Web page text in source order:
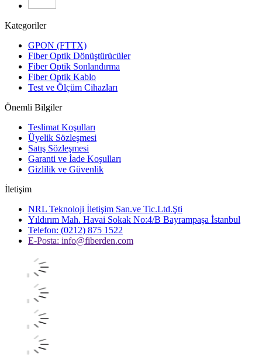
Kategoriler
GPON (FTTX)
Fiber Optik Dönüştürücüler
Fiber Optik Sonlandırma
Fiber Optik Kablo
Test ve Ölçüm Cihazları
Önemli Bilgiler
Teslimat Koşulları
Üyelik Sözleşmesi
Satış Sözleşmesi
Garanti ve İade Koşulları
Gizlilik ve Güvenlik
İletişim
NRL Teknoloji İletişim San.ve Tic.Ltd.Şti
Yıldırım Mah. Havai Sokak No:4/B Bayrampaşa İstanbul
Telefon: (0212) 875 1522
E-Posta: info@fiberden.com